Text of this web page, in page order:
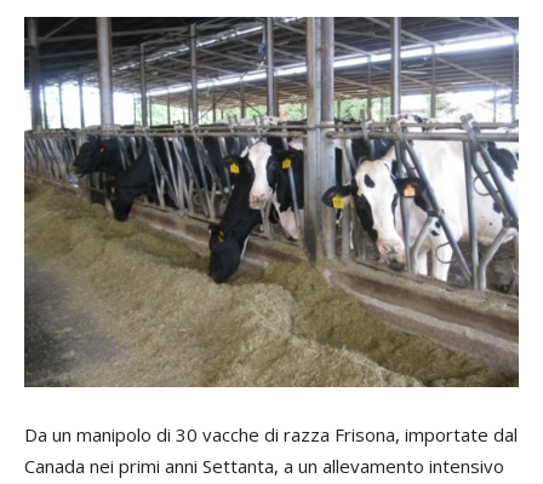
Da un manipolo di 30 vacche di razza Frisona, importate dal
Canada nei primi anni Settanta, a un allevamento intensivo